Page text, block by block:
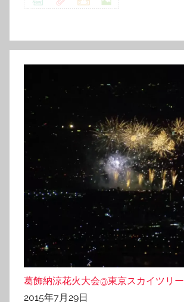
葛飾納涼花火大会@東京スカイツリー
2015年7月29日